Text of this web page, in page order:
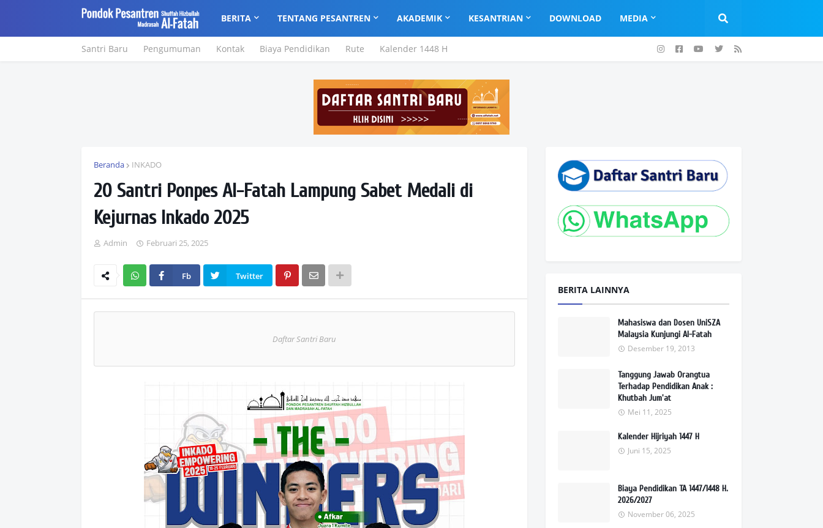
BERITA TENTANG PESANTREN AKADEMIK KESANTRIAN DOWNLOAD MEDIA
Santri Baru Pengumuman Kontak Biaya Pendidikan Rute Kalender 1448 H
Beranda INKADO
20 Santri Ponpes Al-Fatah Lampung Sabet Medali di
Kejurnas Inkado 2025
Admin Februari 25, 2025
Wh
Fb Twitter
Daftar Santri Baru
BERITA LAINNYA
Mahasiswa dan Dosen UniSZA
Malaysia Kunjungi Al-Fatah
Desember 19, 2013
Tanggung Jawab Orangtua
Terhadap Pendidikan Anak :
Khutbah Jum'at
Mei 11, 2025
Kalender Hijriyah 1447 H
Juni 15, 2025
Biaya Pendidikan TA 1447/1448 H.
2026/2027
November 06, 2025